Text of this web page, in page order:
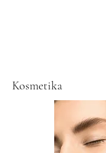
Kosmetika